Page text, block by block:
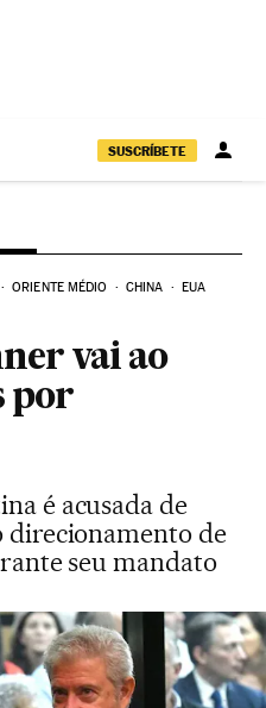
SUSCRÍBETE
ORIENTE MÉDIO CHINA EUA
vai ao
por
é acusada de
de
seu mandato